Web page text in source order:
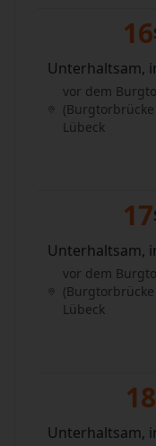
16
Unterhaltsam,
vor dem
(Burgtorbrücke
Lübeck
17
Unterhaltsam,
vor dem
(Burgtorbrücke
Lübeck
18
Unterhaltsam,